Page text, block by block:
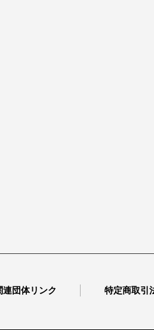
連団体リンク 特定商取引